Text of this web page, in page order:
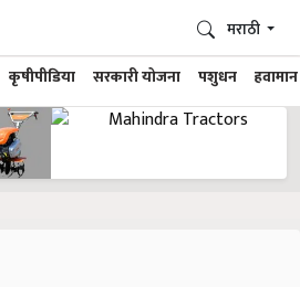
कृषीपीडिया सरकारी योजना पशुधन हवामान
मराठी